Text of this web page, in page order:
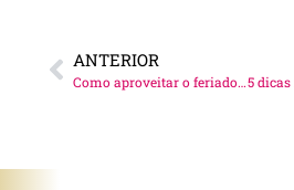
ANTERIOR
Como aproveitar o feriado com o pet!